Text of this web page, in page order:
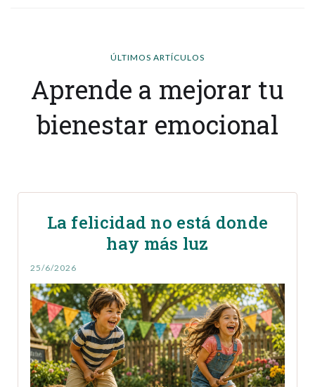
ÚLTIMOS ARTÍCULOS
Aprende a mejorar tu
bienestar emocional
La felicidad no está donde
hay más luz
25/6/2026